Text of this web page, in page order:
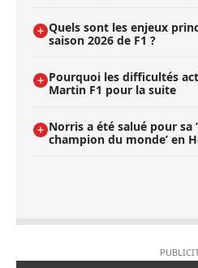
Quels sont les enjeux
saison 2026 de F1 ?
Pourquoi les difficultés
Martin F1 pour la suite
Norris a été salué pour sa
champion du monde’ en